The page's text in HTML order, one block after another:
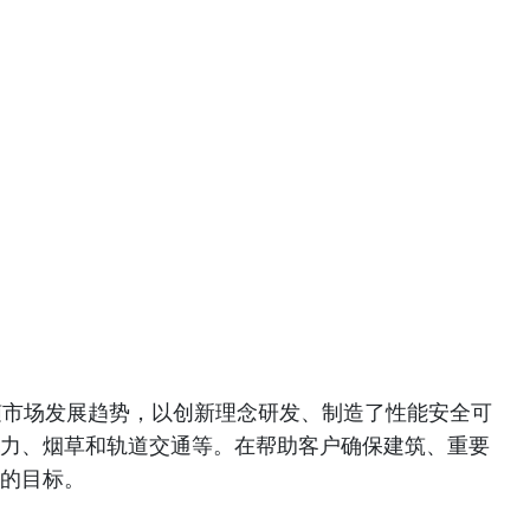
场发展趋势，以创新理念研发、制造了性能安全可
、烟草和轨道交通等。在帮助客户确保建筑、重要
目标。